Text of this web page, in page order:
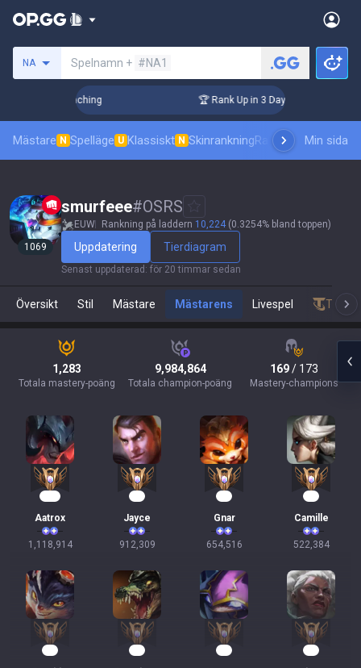
NA Spelnamn + #NA1
Coaching 🏆 Rank Up in 3 Days! Challenger
Mästare N Spelläge U Klassiskt N SkinrankningRanking Pro
Min sida
1069
smurfeee#OSRS
EUW Rankning på laddern 10,224 (0.3254% bland toppen)
Uppdatering Tierdiagram
Senast uppdaterad : för 20 timmar sedan
Översikt Stil Mästare Mästarens Livespel
1,283
Totala mastery-poäng
9,984,864
Totala champion-poäng
169/ 173
Mastery-champions
Aatrox
1,118,914
Jayce
912,309
Gnar
654,516
Camille
522,384